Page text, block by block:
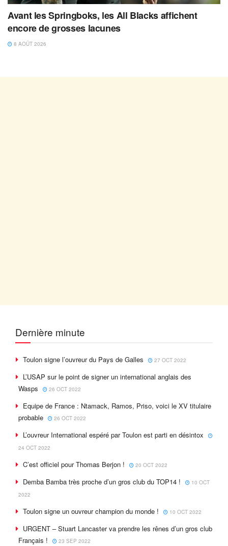
Avant les Springboks, les All Blacks affichent
encore de grosses lacunes
8 AOÛT 2026
Dernière minute
Toulon signe l’ouvreur du Pays de Galles 27 OCT 2022
L’USAP sur le point de signer un international anglais des
Wasps
26 OCT 2022
Equipe de France : Ntamack, Ramos, Priso, voici le XV titulaire
probable
26 OCT 2022
L’ouvreur International espéré par Toulon est parti en désintox
24 OCT 2022
C’est officiel pour Thomas Berjon ! 20 OCT 2022
Demba Bamba très proche d’un gros club du TOP14 !
10 OCT
2022
Toulon signe un ouvreur champion du monde ! 10 OCT 2022
URGENT – Stuart Lancaster va prendre les rênes d’un gros club
Français !
23 SEP 2022